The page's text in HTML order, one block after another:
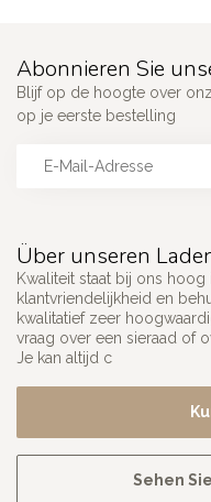
Über unseren
Kwaliteit staat bij ons hoog
klantvriendelijkheid en
kwalitatief zeer
vraag over een sieraad of
Je kan altijd c
Sehen
Abonnieren Sie
Blijf op de hoogte over
op je eerste bestelling